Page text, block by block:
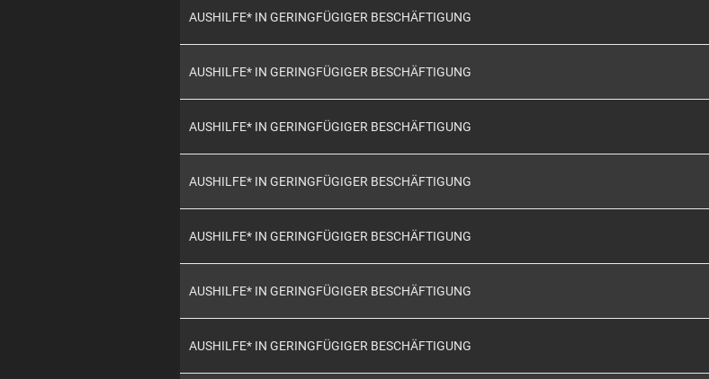
AUSHILFE* IN GERINGFÜGIGER BESCHÄFTIGUNG
AUSHILFE* IN GERINGFÜGIGER BESCHÄFTIGUNG
AUSHILFE* IN GERINGFÜGIGER BESCHÄFTIGUNG
AUSHILFE* IN GERINGFÜGIGER BESCHÄFTIGUNG
AUSHILFE* IN GERINGFÜGIGER BESCHÄFTIGUNG
AUSHILFE* IN GERINGFÜGIGER BESCHÄFTIGUNG
AUSHILFE* IN GERINGFÜGIGER BESCHÄFTIGUNG